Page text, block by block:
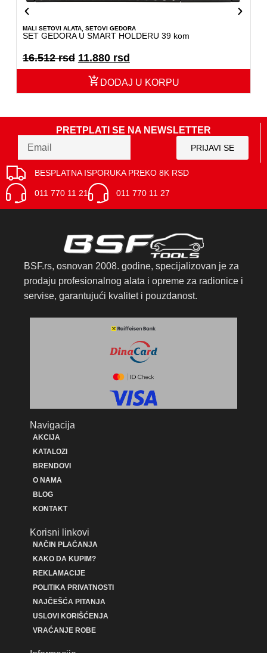
MALI SETOVI ALATA, SETOVI GEDORA
SET GEDORA U SMART HOLDERU 39 kom
16.512rsd 11.880 rsd
DODAJ U KORPU
PRETPLATI SE NA NEWSLETTER
PRIJAVI SE
BESPLATNA ISPORUKA PREKO 8K RSD
011 770 11 21 011 770 11 27
BSF.rs, osnovan 2008. godine, specijalizovan je za
prodaju profesionalnog alata i opreme za radionice i
servise, garantujući kvalitet i pouzdanost.
Navigacija
AKCIJA
KATALOZI
BRENDOVI
O NAMA
BLOG
KONTAKT
Korisni linkovi
NAČIN PLAĆANJA
KAKO DA KUPIM?
REKLAMACIJE
POLITIKA PRIVATNOSTI
NAJČEŠĆA PITANJA
USLOVI KORIŠĆENJA
VRAĆANJE ROBE